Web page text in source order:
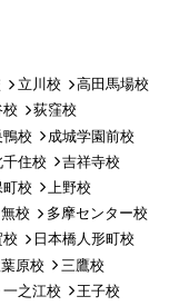
立川校
高田馬場校
校
荻窪校
鴨校
成城学園前校
千住校
吉祥寺校
校
上野校
校
多摩センター校
校
日本橋人形町校
原校
三鷹校
一之江校
王子校